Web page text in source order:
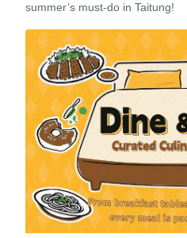
summer’s must-do in Taitung!